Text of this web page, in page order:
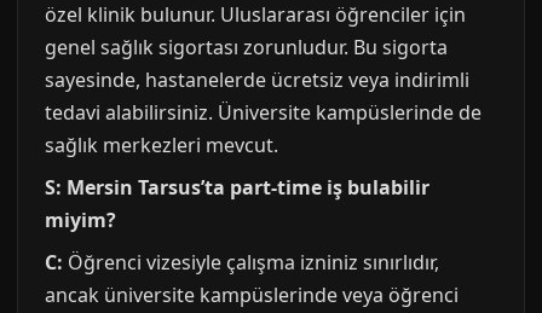
özel klinik bulunur. Uluslararası öğrenciler için
genel sağlık sigortası zorunludur. Bu sigorta
sayesinde, hastanelerde ücretsiz veya indirimli
tedavi alabilirsiniz. Üniversite kampüslerinde de
sağlık merkezleri mevcut.
S: Mersin Tarsus’ta part-time iş bulabilir
miyim?
C: Öğrenci vizesiyle çalışma izniniz sınırlıdır,
ancak üniversite kampüslerinde veya öğrenci